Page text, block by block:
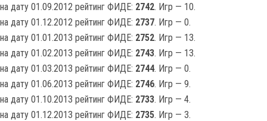
на дату 01.09.2012 рейтинг ФИДЕ: 2742. Игр — 10.
на дату 01.12.2012 рейтинг ФИДЕ: 2737. Игр — 0.
на дату 01.01.2013 рейтинг ФИДЕ: 2752. Игр — 13.
на дату 01.02.2013 рейтинг ФИДЕ: 2743. Игр — 13.
на дату 01.03.2013 рейтинг ФИДЕ: 2744. Игр — 0.
на дату 01.06.2013 рейтинг ФИДЕ: 2746. Игр — 9.
на дату 01.10.2013 рейтинг ФИДЕ: 2733. Игр — 4.
на дату 01.12.2013 рейтинг ФИДЕ: 2735. Игр — 3.